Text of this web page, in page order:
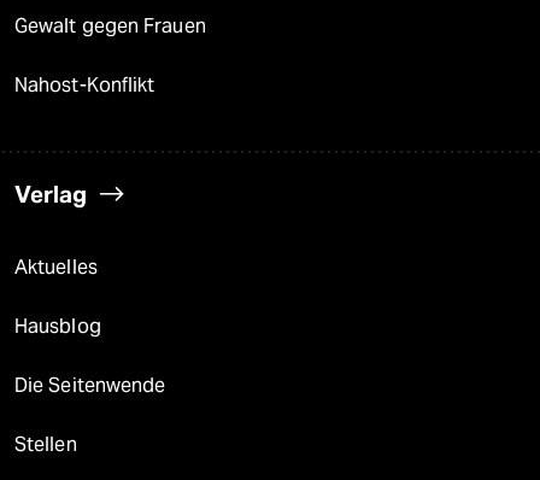
Gewalt gegen Frauen
Nahost-Konflikt
Verlag
Aktuelles
Hausblog
Die Seitenwende
Stellen